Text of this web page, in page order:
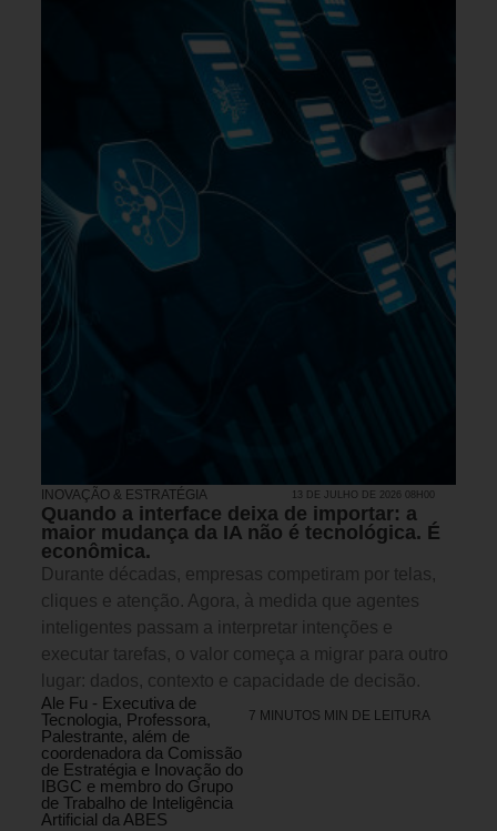
INOVAÇÃO & ESTRATÉGIA 13 DE JULHO DE 2026 08H00
Quando a interface deixa de importar: a
maior mudança da IA não é tecnológica. É
econômica.
Durante décadas, empresas competiram por telas,
cliques e atenção. Agora, à medida que agentes
inteligentes passam a interpretar intenções e
executar tarefas, o valor começa a migrar para outro
lugar: dados, contexto e capacidade de decisão.
Ale Fu - Executiva de
Tecnologia, Professora,
Palestrante, além de
coordenadora da Comissão
de Estratégia e Inovação do
IBGC e membro do Grupo
de Trabalho de Inteligência
Artificial da ABES
7 MINUTOS MIN DE LEITURA